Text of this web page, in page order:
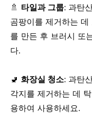
🚿 타일과 그룹: 과탄
곰팡이를 제거하는
를 만든 후 브러시 또
다.
🚽 화장실 청소: 과탄
각지를 제거하는 데
용하여 사용하세요.